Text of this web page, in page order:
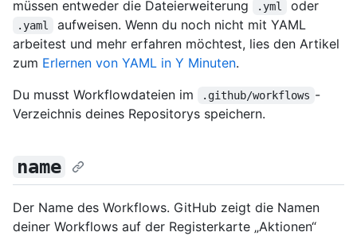
müssen entweder die Dateierweiterung .yml oder
.yaml
aufweisen. Wenn du noch nicht mit YAML
arbeitest und mehr erfahren möchtest, lies den Artikel
zum Erlernen von YAML in Y Minuten.
Du musst Workflowdateien im
.github/workflows -
Verzeichnis deines Repositorys speichern.
name
Der Name des Workflows. GitHub zeigt die Namen
deiner Workflows auf der Registerkarte „Aktionen“